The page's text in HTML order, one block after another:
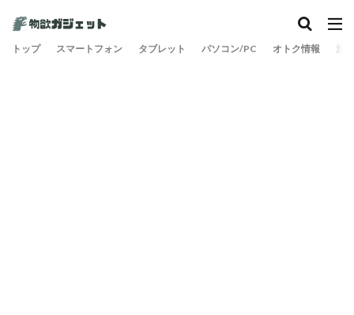
トップ スマートフォン タブレット パソコン/PC オトク情報 旅
カテゴリー